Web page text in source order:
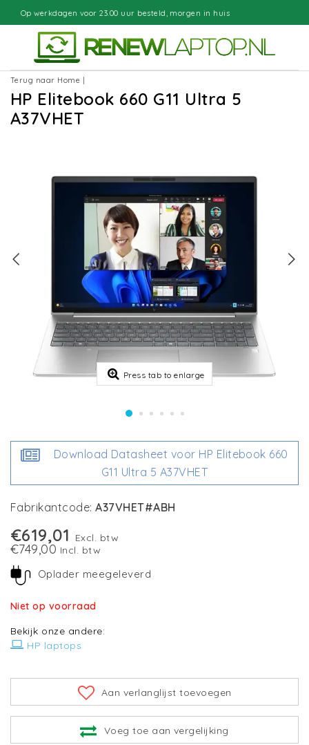
uur besteld, morgen in huis
Terug naar Home
HP Elitebook 660 G11 Ultra 5
A37VHET
Press tab to enlarge
Download Datasheet voor HP Elitebook 660
G11 Ultra 5 A37VHET
Fabrikantcode:A37VHET#ABH
€619,01 Excl. btw
€749,00 Incl. btw
Oplader meegeleverd
Niet op voorraad
Bekijk onze andere:
HP laptops
Aan verlanglijst toevoegen
Voeg toe aan vergelijking